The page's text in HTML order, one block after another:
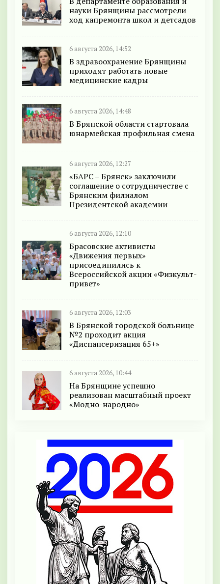
науки Брянщины рассмотрели
ход капремонта школ и детсадов
6 августа 2026, 14:52
В здравоохранение Брянщины
приходят работать новые
медицинские кадры
6 августа 2026, 14:48
В Брянской области стартовала
юнармейская профильная смена
6 августа 2026, 12:27
«БАРС – Брянск» заключили
соглашение о сотрудничестве с
Брянским филиалом
Президентской академии
6 августа 2026, 12:10
Брасовские активисты
«Движения первых»
присоединились к
Всероссийской акции «Физкульт-
привет»
6 августа 2026, 12:03
В Брянской городской больнице
№2 проходит акция
«Диспансеризация 65+»
6 августа 2026, 10:44
На Брянщине успешно
реализован масштабный проект
«Модно-народно»